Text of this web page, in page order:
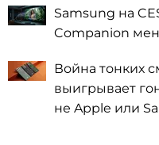
Samsung на
Companion
Война тонких
выигрывает
не Apple или